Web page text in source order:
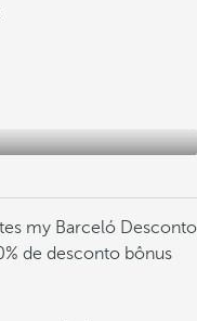
my Barceló Desconto
de desconto bônus